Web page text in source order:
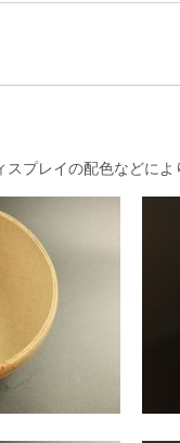
プレイの配色などによ